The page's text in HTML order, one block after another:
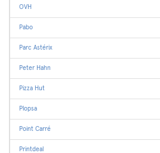
OVH
Pabo
Parc Astérix
Peter Hahn
Pizza Hut
Plopsa
Point Carré
Printdeal